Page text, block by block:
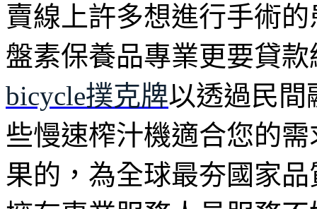
賣線上許多想進行手術
盤素保養品專業更要貸
bicycle撲克牌以透過民間
些慢速榨汁機適合您的需
果的，為全球最夯國家